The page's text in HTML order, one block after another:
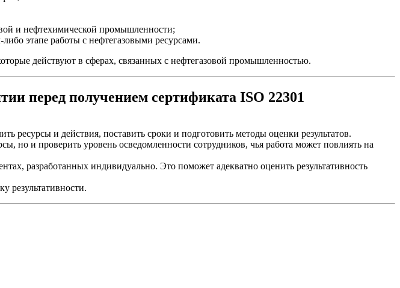
и нефтехимической промышленности;
этапе работы с нефтегазовыми ресурсами.
действуют в сферах, связанных с нефтегазовой промышленностью.
перед получением сертификата ISO 22301
ресурсы и действия, поставить сроки и подготовить методы оценки результатов.
но и проверить уровень осведомленности сотрудников, чья работа может повлиять на
разработанных индивидуально. Это поможет адекватно оценить результативность
результативности.